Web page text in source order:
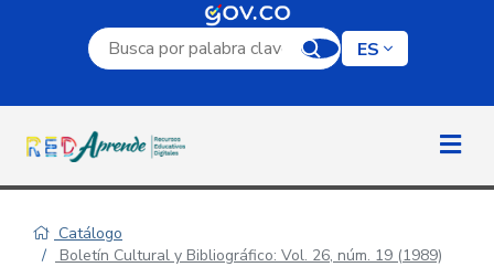
Campo de búsqueda por palabra clave
ES
Catálogo
Boletín Cultural y Bibliográfico: Vol. 26, núm. 19 (1989)